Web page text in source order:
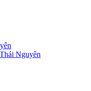
Nguyên